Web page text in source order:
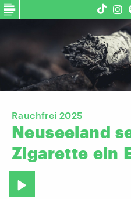
Rauchfrei 2025
Neuseeland
Zigarette ein